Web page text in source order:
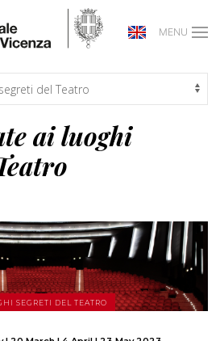
MENU
ai luoghi
SEGRETI DEL TEATRO
MORE